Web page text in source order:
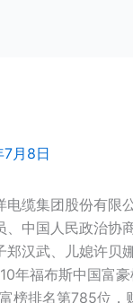
月8日
缆集团股份有限
中国人民政治协
汉武、儿媳许贝
年福布斯中国富豪
榜排名第785位，